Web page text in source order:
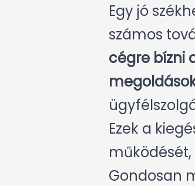
Egy jó
számos
cégre bízni
Ezek a
Gondosan